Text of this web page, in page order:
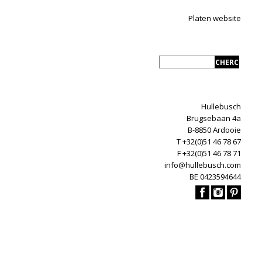
Platen website
Hullebusch
Brugsebaan 4a
B-8850 Ardooie
T +32(0)51 46 78 67
F +32(0)51 46 78 71
info@hullebusch.com
BE 0423594644